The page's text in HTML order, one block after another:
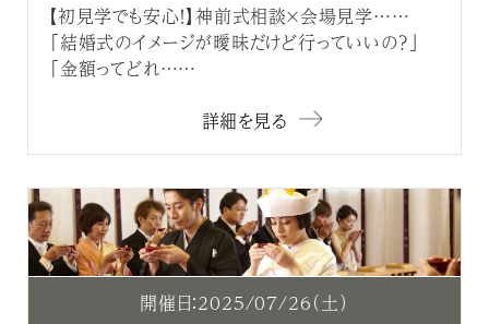
【初見学でも安心！】神前式相談×会場見学……
「結婚式のイメージが曖昧だけど行っていいの？」
「金額ってどれ……
詳細を見る
開催日：2025/07/26（土）